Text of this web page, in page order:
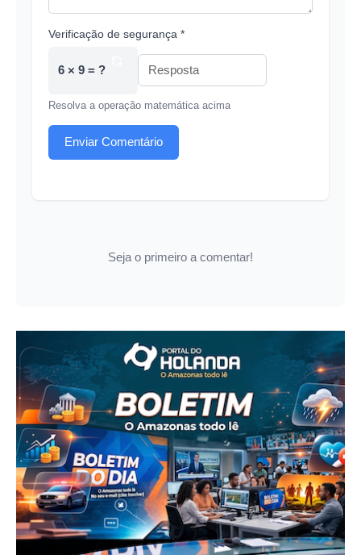
Verificação de segurança *
6 × 9 = ?
Resolva a operação matemática acima
Enviar Comentário
Seja o primeiro a comentar!